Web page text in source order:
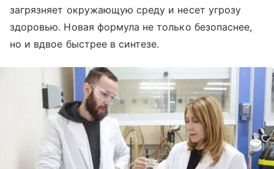
загрязняет окружающую среду и несет угрозу
здоровью. Новая формула не только безопаснее,
но и вдвое быстрее в синтезе.